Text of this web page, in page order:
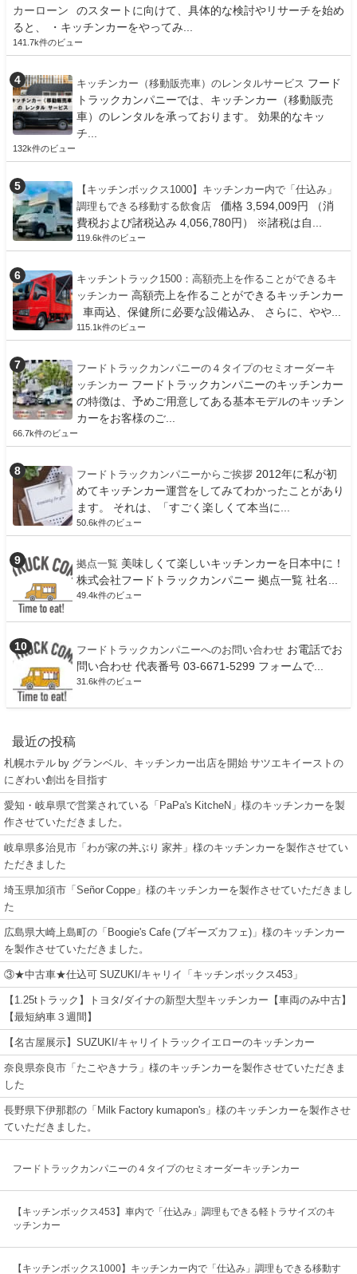
のスタートに向けて、具体的な検討やリサーチを始め
ると、 ・キッチンカーをやってみ...
141.7k件のビュー
キッチンカー（移動販売車）のレンタルサービス フード
トラックカンパニーでは、キッチンカー（移動販売
車）のレンタルを承っております。 効果的なキッ
チ...
132k件のビュー
【キッチンボックス1000】キッチンカー内で「仕込み」
調理もできる移動する飲食店
価格 3,594,009円 （消
費税および諸税込み 4,056,780円） ※諸税は自...
119.6k件のビュー
キッチントラック1500：高額売上を作ることができるキ
ッチンカー 高額売上を作ることができるキッチンカー
車両込、保健所に必要な設備込み、 さらに、やや...
115.1k件のビュー
フードトラックカンパニーの４タイプのセミオーダーキ
ッチンカー フードトラックカンパニーのキッチンカー
の特徴は、予めご用意してある基本モデルのキッチン
カーをお客様のご...
66.7k件のビュー
フードトラックカンパニーからご挨拶 2012年に私が初
めてキッチンカー運営をしてみてわかったことがあり
ます。 それは、「すごく楽しくて本当に...
50.6k件のビュー
拠点一覧 美味しくて楽しいキッチンカーを日本中に！
株式会社フードトラックカンパニー 拠点一覧 社名...
49.4k件のビュー
フードトラックカンパニーへのお問い合わせ お電話でお
問い合わせ 代表番号 03-6671-5299 フォームで...
31.6k件のビュー
最近の投稿
札幌ホテル by グランベル、キッチンカー出店を開始 サツエキイーストの
にぎわい創出を目指す
愛知・岐阜県で営業されている「PaPa's KitcheN」様のキッチンカーを製
作させていただきました。
岐阜県多治見市「わが家の丼ぶり 家丼」様のキッチンカーを製作させてい
ただきました
埼玉県加須市「Señor Coppe」様のキッチンカーを製作させていただきまし
た
広島県大崎上島町の「Boogie's Cafe (ブギーズカフェ)」様のキッチンカー
を製作させていただきました。
③★中古車★仕込可 SUZUKI/キャリイ「キッチンボックス453」
【1.25tトラック】トヨタ/ダイナの新型大型キッチンカー【車両のみ中古】
【最短納車３週間】
【名古屋展示】SUZUKI/キャリイトラックイエローのキッチンカー
奈良県奈良市「たこやきナラ」様のキッチンカーを製作させていただきま
した
長野県下伊那郡の「Milk Factory kumapon's」様のキッチンカーを製作させ
ていただきました。
フードトラックカンパニーの４タイプのセミオーダーキッチンカー
【キッチンボックス453】車内で「仕込み」調理もできる軽トラサイズのキ
ッチンカー
【キッチンボックス1000】キッチンカー内で「仕込み」調理もできる移動す